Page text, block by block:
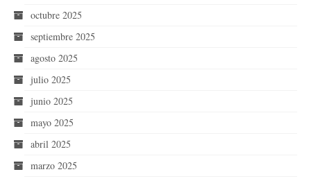
octubre 2025
septiembre 2025
agosto 2025
julio 2025
junio 2025
mayo 2025
abril 2025
marzo 2025